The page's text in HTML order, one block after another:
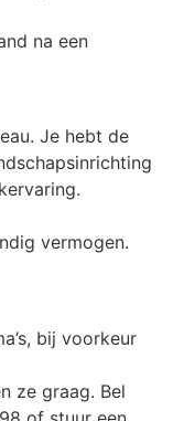
na een
Je hebt de
vermogen.
bij voorkeur
ze graag. Bel